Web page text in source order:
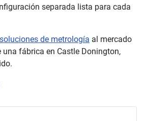
separada lista para cada
de metrología al mercado
fábrica en Castle Donington,